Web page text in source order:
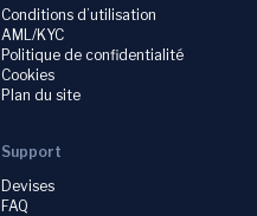
Conditions d’utilisation
AML/KYC
Politique de confidentialité
Cookies
Plan du site
Support
Devises
FAQ